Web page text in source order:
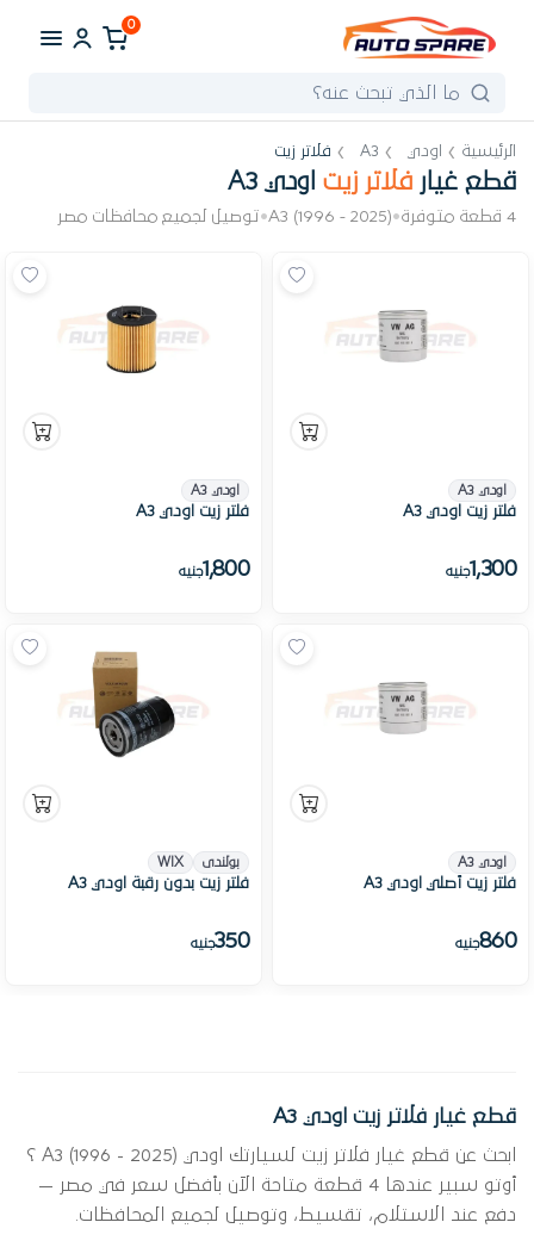
0
الرئيسية اودي A3 فلاتر زيت
قطع غيار فلاتر زيت اودي A3
4 قطعة متوفرة •
A3 (1996 - 2025)
•توصيل لجميع محافظات مصر
اودي A3
فلتر زيت اودي A3
1,300جنيه
اودي A3
فلتر زيت اودي A3
1,800جنيه
اودي A3
فلتر زيت أصلي اودي A3
860جنيه
بولندى WIX
فلتر زيت بدون رقبة اودي A3
350جنيه
قطع غيار فلاتر زيت اودي A3
ابحث عن قطع غيار فلاتر زيت لسيارتك اودي A3 (1996 - 2025) ؟
أوتو سبير عندها 4 قطعة متاحة الآن بأفضل سعر في مصر —
دفع عند الاستلام، تقسيط، وتوصيل لجميع المحافظات.